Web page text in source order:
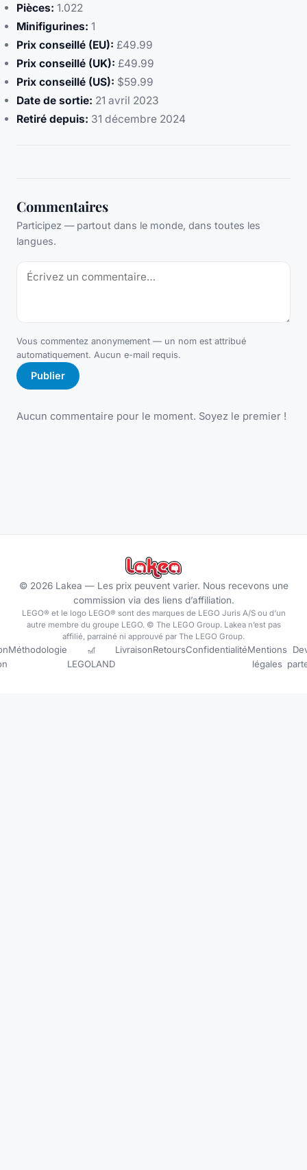
Pièces: 1.022
Minifigurines: 1
Prix conseillé (EU): £49.99
Prix conseillé (UK): £49.99
Prix conseillé (US): $59.99
Date de sortie: 21 avril 2023
Retiré depuis: 31 décembre 2024
Commentaires
Participez — partout dans le monde, dans toutes les
langues.
Vous commentez anonymement — un nom est attribué
automatiquement. Aucun e-mail requis.
Publier
Aucun commentaire pour le moment. Soyez le premier !
© 2026Lakea — Les prix peuvent varier. Nous recevons une
commission via des liens d’affiliation.
LEGO® et le logo LEGO® sont des marques de LEGO Juris A/S ou d’un
autre membre du groupe LEGO. © The LEGO Group. Lakea n’est pas
affilié, parrainé ni approuvé par The LEGO Group.
Méthodologie
🎢
LEGOLAND
LivraisonRetoursConfidentialitéMentions
légales